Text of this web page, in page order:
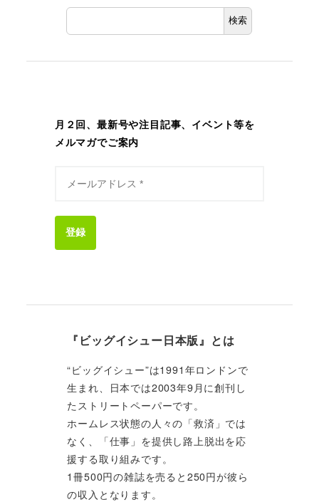
検索
月２回、最新号や注目記事、イベント等を
メルマガでご案内
登録
『ビッグイシュー日本版』とは
“ビッグイシュー”は1991年ロンドンで
生まれ、日本では2003年9月に創刊し
たストリートペーパーです。
ホームレス状態の人々の「救済」では
なく、「仕事」を提供し路上脱出を応
援する取り組みです。
1冊500円の雑誌を売ると250円が彼ら
の収入となります。